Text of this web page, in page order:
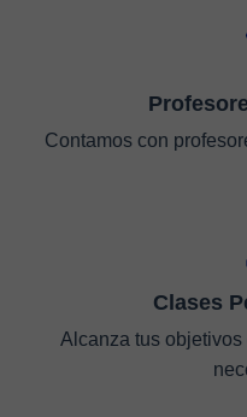
Contamos con
Clases
Alcanza tus